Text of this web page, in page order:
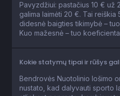
Pavyzdžiui: pastačius 10 € už
galima laimėti 20 €. Tai reiškia
didesnė baigties tikimybė –
Kuo mažesnė – tuo
Kokie statymų tipai ir rūšys
Bendrovės Nuotolinio lošimo
nustato, kad dalyvauti sporto